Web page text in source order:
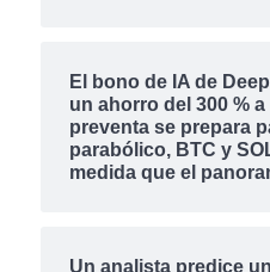
El bono de IA de
un ahorro del 300 %
preventa se prepara
parabólico, BTC y
medida que el
Un analista predice